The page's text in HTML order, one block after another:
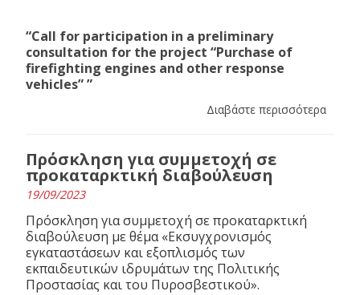
“Call for participation in a preliminary
consultation for the project “Purchase of
firefighting engines and other response
vehicles” ”
Διαβάστε περισσότερα
Πρόσκληση για συμμετοχή σε
προκαταρκτική διαβούλευση
19/09/2023
Πρόσκληση για συμμετοχή σε προκαταρκτική
διαβούλευση με θέμα «Εκσυγχρονισμός
εγκαταστάσεων και εξοπλισμός των
εκπαιδευτικών ιδρυμάτων της Πολιτικής
Προστασίας και του Πυροσβεστικού».